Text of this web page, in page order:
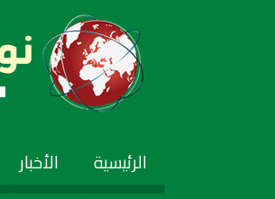
الرئيسية الأخبار